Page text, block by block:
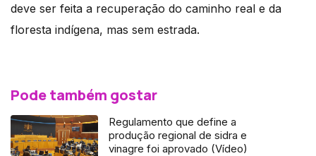
deve ser feita a recuperação do caminho real e da
floresta indígena, mas sem estrada.
Pode também gostar
Regulamento que define a
produção regional de sidra e
vinagre foi aprovado (Vídeo)